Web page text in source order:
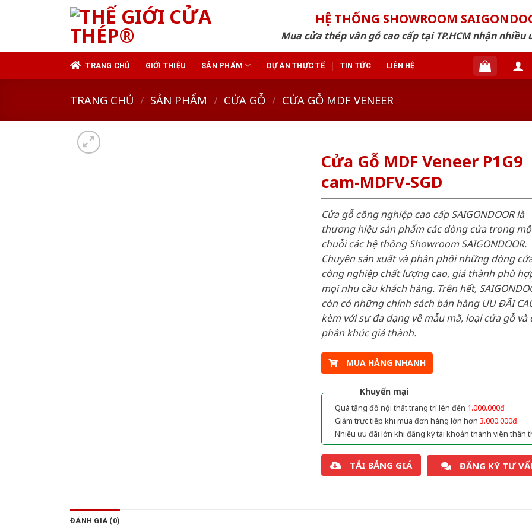
HỆ THỐNG SHOWROOM
Mua cửa thép vân gỗ cao cấp tại TP.HCM nhận nhiều
TRANG CHỦ GIỚI THIỆU SẢN PHẨM DỰ ÁN THỰC TẾ TIN TỨC LIÊN HỆ
TRANG CHỦ / SẢN PHẨM / CỬA GỖ / CỬA GỖ MDF VENEER
Cửa Gỗ MDF Veneer P1G9
cam-MDFV-SGD
Cửa gỗ công nghiệp cao cấp SAIGONDOOR là
thương hiệu sản phẩm các dòng cửa trong
chuỗi các hệ thống Showroom SAIGONDOOR.
Chuyên sản xuất và phân phối những dòng
công nghiệp chất lượng cao, giá thành phù
mọi nhu cầu khách hàng. Trên hết,
còn có những chính sách bán hàng ƯU ĐÃI
kèm với sự đa dạng về mẫu mã, loại cửa gỗ và
phân khúc giá thành.
MUA HÀNG NHANH
Khuyến mại
Quà tặng đồ nội thất trang trí lên đến 1.000.000đ
Giảm trực tiếp khi mua đơn hàng lớn hơn 3.000.000đ
Nhiều ưu đãi lớn khi đăng ký tài khoản thành viên thân
TẢI BẢNG GIÁ ĐĂNG KÝ TƯ
ĐÁNH GIÁ (0)